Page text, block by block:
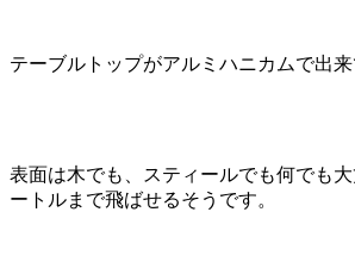
テーブルトップがアルミハニカムで出来
表面は木でも、スティールでも何でも
ートルまで飛ばせるそうです。